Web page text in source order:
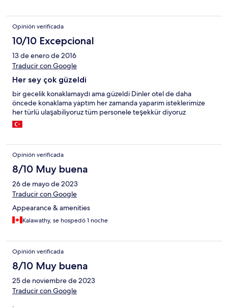
Opinión verificada
10/10 Excepcional
13 de enero de 2016
Traducir con Google
Her sey çok güzeldi
bir gecelik konaklamaydı ama güzeldi Dinler otel de daha
öncede konaklama yaptım her zamanda yaparım isteklerimize
her türlü ulaşabiliyoruz tüm personele teşekkür diyoruz
Opinión verificada
8/10 Muy buena
26 de mayo de 2023
Traducir con Google
Appearance & amenities
Kalawathy, se hospedó 1 noche
Opinión verificada
8/10 Muy buena
25 de noviembre de 2023
Traducir con Google
.